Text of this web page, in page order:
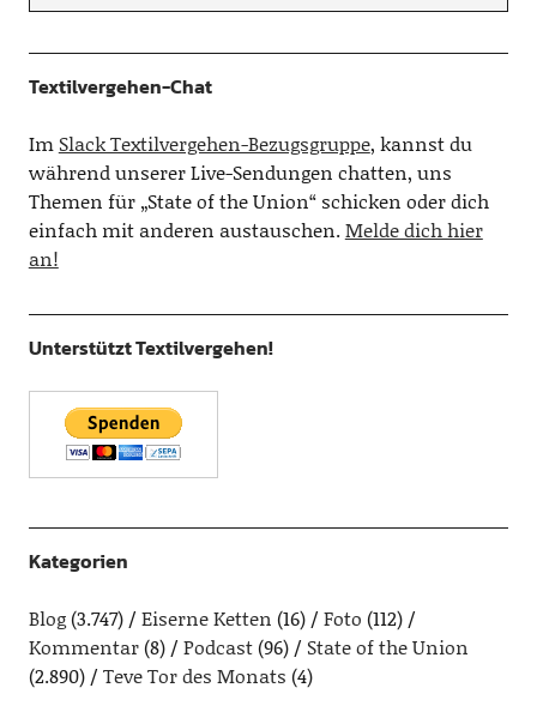
Textilvergehen-Chat
Im Slack Textilvergehen-Bezugsgruppe, kannst du
während unserer Live-Sendungen chatten, uns
Themen für „State of the Union“ schicken oder dich
einfach mit anderen austauschen.Melde dich hier
an!
Unterstützt Textilvergehen!
Kategorien
Blog(3.747) Eiserne Ketten (16) Foto (112)
Kommentar(8) Podcast(96)
State of the Union
(2.890)
Teve Tor des Monats (4)